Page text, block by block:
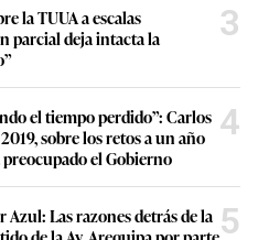
la TUUA a escalas
parcial deja intacta la
3
el tiempo perdido”: Carlos
sobre los retos a un año
preocupado el Gobierno
4
Las razones detrás de la 5